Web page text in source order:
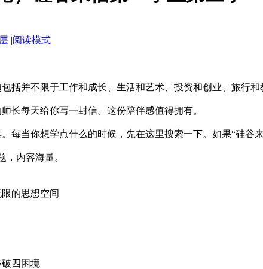
|阅读模式
括并不限于工作和成长、生活和艺术、投资和创业、旅行和
长每天给你写一封信。这份陪伴感值得拥有。
每当你想学点什么的时候，先在这里搜索一下。如果“硅谷
，内容海量。
的思想空间
四困境